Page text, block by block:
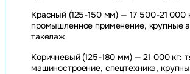
Красный (125-150 мм) — 17 500-21 000
промышленное применение, крупные
такелаж
Коричневый (125-180 мм) — 21 000 кг:
машиностроение, спецтехника,